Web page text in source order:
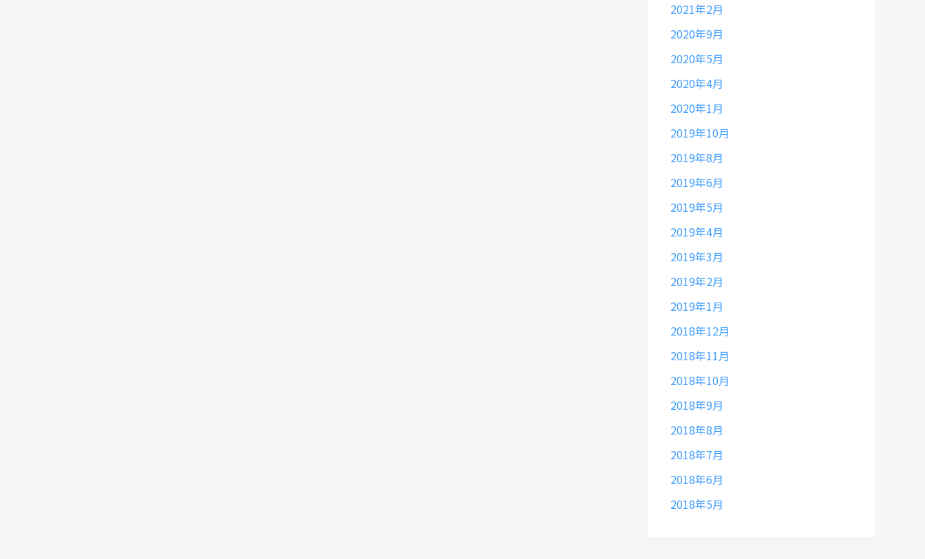
2021年2月
2020年9月
2020年5月
2020年4月
2020年1月
2019年10月
2019年8月
2019年6月
2019年5月
2019年4月
2019年3月
2019年2月
2019年1月
2018年12月
2018年11月
2018年10月
2018年9月
2018年8月
2018年7月
2018年6月
2018年5月